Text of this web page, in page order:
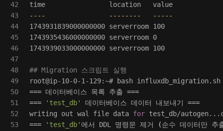
42
43
44
45
46
47
48
49
50
51
52
53
time
----
--------
-----
1743931839000000000 serverroom 100
1743935436000000000 serverroom 0
1743939033000000000 serverroom 100
## Migration 스크립트 실행
=== 데이터베이스 목록 추출 ===
===
'test_db' 데이터베이스 데이터 내보내기 ===
writing out wal file data for
===
'test_db' 에서 DDL 명령문 제거 (순수 데이터만 추